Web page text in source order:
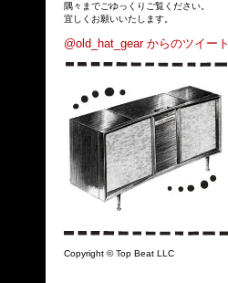
隅々までごゆっくりご覧ください。
宜しくお願いいたします。
@old_hat_gear からのツイート
Copyright © Top Beat LLC